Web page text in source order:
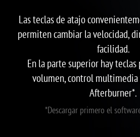
Las teclas de atajo
permiten cambiar la velocidad,
facilidad.
En la parte superior hay teclas
volumen, control multimedia
Afterburner*.
*Descargar primero el